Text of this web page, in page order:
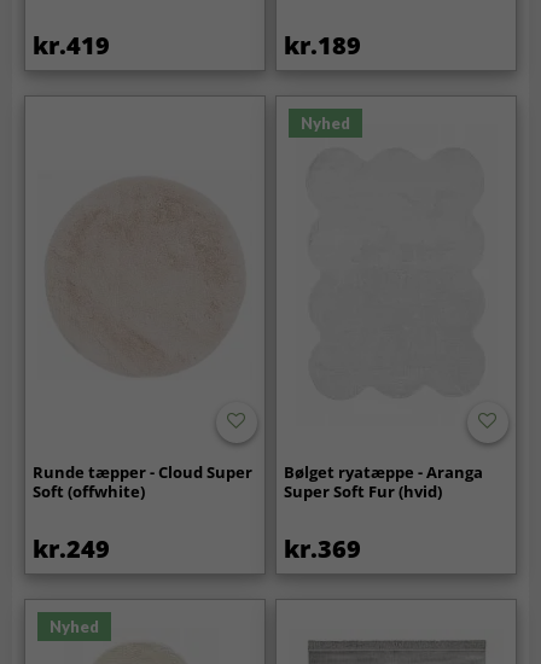
kr.419 kr.189
Runde tæpper - Cloud Super
Soft (offwhite)
kr.249
Nyhed
Bølget ryatæppe - Aranga
Super Soft Fur (hvid)
kr.369
Nyhed